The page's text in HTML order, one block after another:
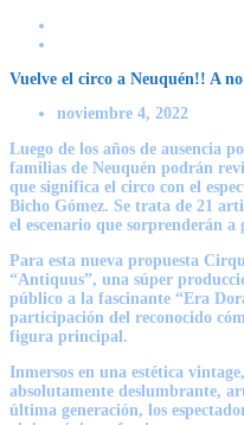
Vuelve el circo a Neuquén!! A
noviembre 4, 2022
Luego de los años de ausencia
familias de Neuquén podrán
que significa el circo con el
Bicho Gómez. Se trata de 21
el escenario que sorprenderán a
Para esta nueva propuesta
“Antiquus”, una súper
público a la fascinante “Era
participación del reconocido
figura principal.
Inmersos en una estética
absolutamente deslumbrante,
última generación, los